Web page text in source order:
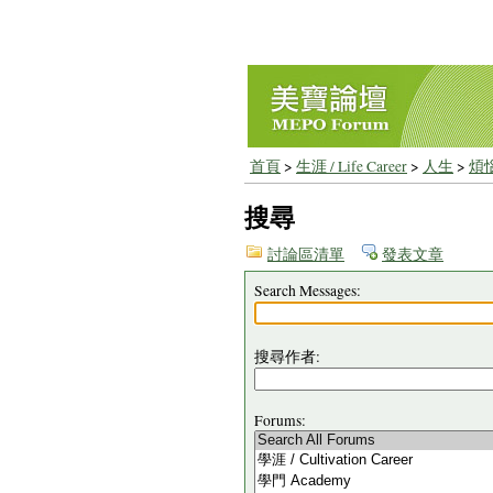
首頁> 生涯 / Life Career> 人生 > 煩
搜尋
討論區清單
發表文章
Search Messages:
搜尋作者:
Forums: